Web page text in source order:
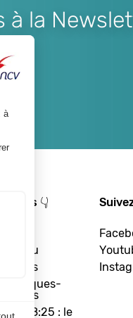
la
propos 👇
réseau
actus
Chèques-
18:25 : le